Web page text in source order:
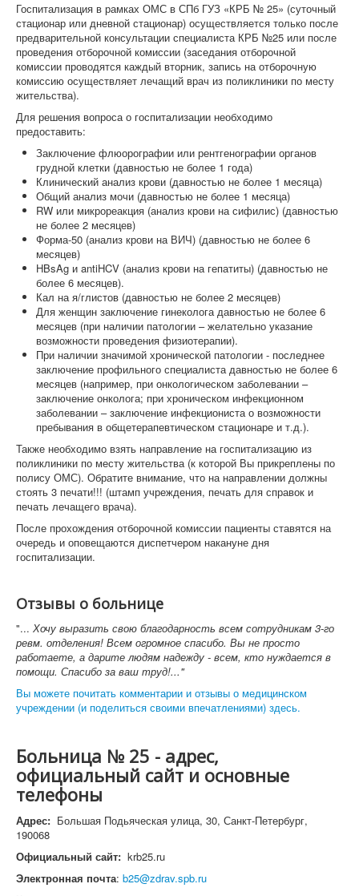
Госпитализация в рамках ОМС в СПб ГУЗ «КРБ № 25» (суточный
стационар или дневной стационар) осуществляется только после
предварительной консультации специалиста КРБ №25 или после
проведения отборочной комиссии (заседания отборочной
комиссии проводятся каждый вторник, запись на отборочную
комиссию осуществляет лечащий врач из поликлиники по месту
жительства).
Для решения вопроса о госпитализации необходимо
предоставить:
Заключение флюорографии или рентгенографии органов
грудной клетки (давностью не более 1 года)
Клинический анализ крови (давностью не более 1 месяца)
Общий анализ мочи (давностью не более 1 месяца)
RW или микрореакция (анализ крови на сифилис) (давностью
не более 2 месяцев)
Форма-50 (анализ крови на ВИЧ) (давностью не более 6
месяцев)
HBsAg и antiHCV (анализ крови на гепатиты) (давностью не
более 6 месяцев).
Кал на я/глистов (давностью не более 2 месяцев)
Для женщин заключение гинеколога давностью не более 6
месяцев (при наличии патологии – желательно указание
возможности проведения физиотерапии).
При наличии значимой хронической патологии - последнее
заключение профильного специалиста давностью не более 6
месяцев (например, при онкологическом заболевании –
заключение онколога; при хроническом инфекционном
заболевании – заключение инфекциониста о возможности
пребывания в общетерапевтическом стационаре и т.д.).
Также необходимо взять направление на госпитализацию из
поликлиники по месту жительства (к которой Вы прикреплены по
полису ОМС). Обратите внимание, что на направлении должны
стоять 3 печати!!! (штамп учреждения, печать для справок и
печать лечащего врача).
После прохождения отборочной комиссии пациенты ставятся на
очередь и оповещаются диспетчером накануне дня
госпитализации.
Отзывы о больнице
"... Хочу выразить свою благодарность всем сотрудникам 3-го
ревм. отделения! Всем огромное спасибо. Вы не просто
работаете, а дарите людям надежду - всем, кто нуждается в
помощи. Спасибо за ваш труд!..."
Вы можете почитать комментарии и отзывы о медицинском
учреждении (и поделиться своими впечатлениями) здесь.
Больница № 25 - адрес,
официальный сайт и основные
телефоны
Адрес: Большая Подьяческая улица, 30, Санкт-Петербург,
190068
Официальный сайт: krb25.ru
Электронная почта: b25@zdrav.spb.ru